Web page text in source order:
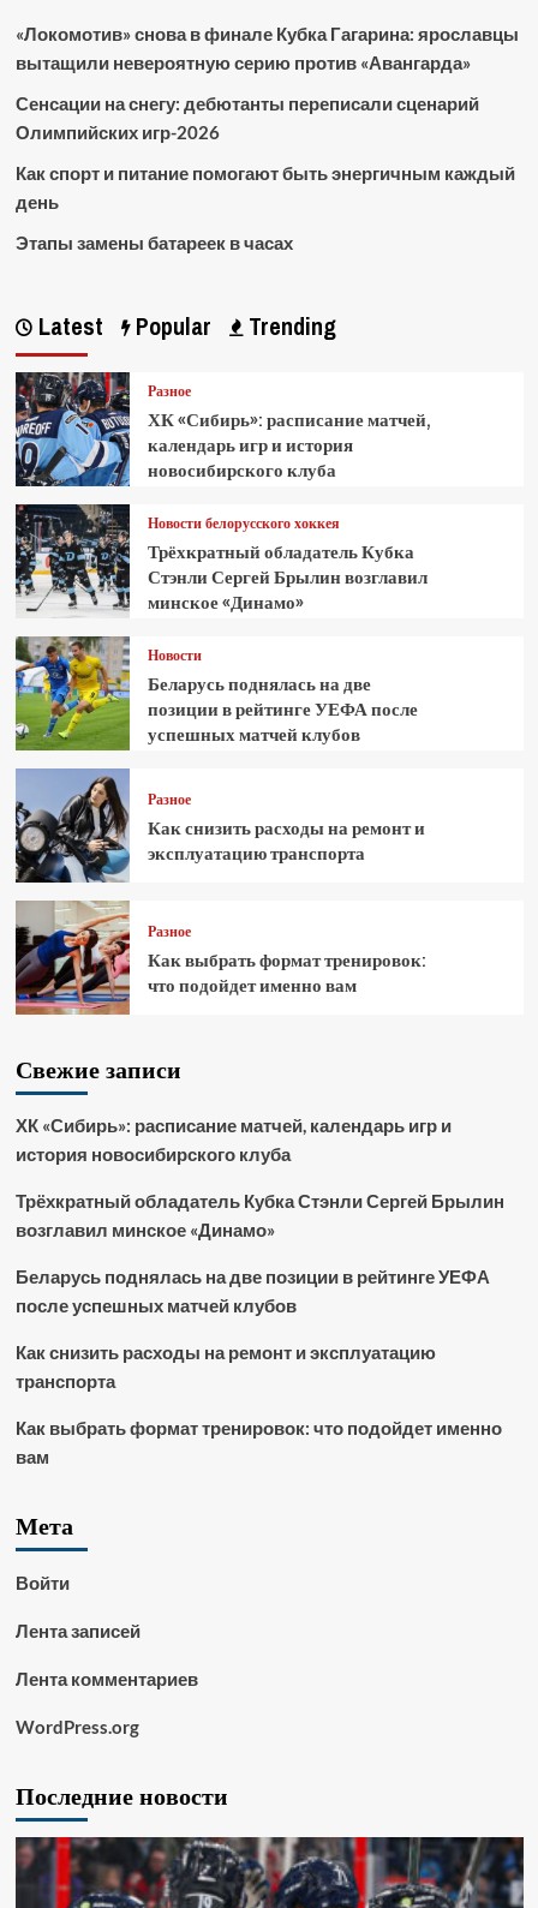
«Локомотив» снова в финале Кубка Гагарина: ярославцы
вытащили невероятную серию против «Авангарда»
Сенсации на снегу: дебютанты переписали сценарий
Олимпийских игр-2026
Как спорт и питание помогают быть энергичным каждый
день
Этапы замены батареек в часах
Latest Popular Trending
Разное
ХК «Сибирь»: расписание матчей,
календарь игр и история
новосибирского клуба
Новости белорусского хоккея
Трёхкратный обладатель Кубка
Стэнли Сергей Брылин возглавил
минское «Динамо»
Новости
Беларусь поднялась на две
позиции в рейтинге УЕФА после
успешных матчей клубов
Разное
Как снизить расходы на ремонт и
эксплуатацию транспорта
Разное
Как выбрать формат тренировок:
что подойдет именно вам
Свежие записи
ХК «Сибирь»: расписание матчей, календарь игр и
история новосибирского клуба
Трёхкратный обладатель Кубка Стэнли Сергей Брылин
возглавил минское «Динамо»
Беларусь поднялась на две позиции в рейтинге УЕФА
после успешных матчей клубов
Как снизить расходы на ремонт и эксплуатацию
транспорта
Как выбрать формат тренировок: что подойдет именно
вам
Мета
Войти
Лента записей
Лента комментариев
WordPress.org
Последние новости